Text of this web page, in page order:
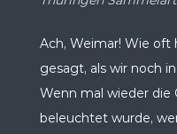
Ach, Weimar! Wie oft
gesagt, als wir noch
Wenn mal wieder die
beleuchtet wurde,